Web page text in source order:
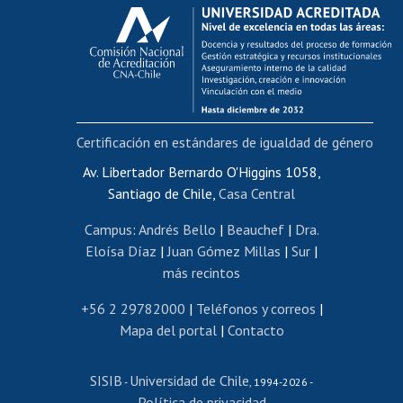
Calificación académica
Postulación al AUCAI
Funcionarias/os
Cursos internos de capacitación
Bienestar del personal
Portal de movilidad interna
Certificado de renta
Certificado de renta honorarios
Editar páginas blancas
Extranjeras/os
Revalidación y reconocimiento de títulos
Postulación al Programa de Movilidad Estudiantil
Cursos de español
Av. Libertador Bernardo O'Higgins 1058,
Santiago de Chile, Casa Central
Campus: Andrés Bello | Beauchef| Dra.
Eloísa Díaz |Juan Gómez Millas | Sur |
más recintos
+56 2 29782000 | Teléfonos y correos |
Mapa del portal| Contacto
SISIB - Universidad de Chile, 1994-2026 -
Certificación en estándares de igualdad de género